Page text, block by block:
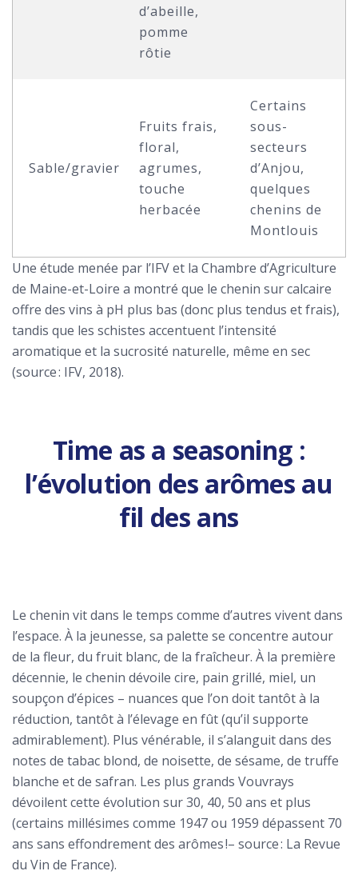
d’abeille,
pomme
rôtie
Sable/gravier
Fruits frais,
floral,
agrumes,
touche
herbacée
Certains
sous-
secteurs
d’Anjou,
quelques
chenins de
Montlouis
Une étude menée par l’IFV et la Chambre d’Agriculture
de Maine-et-Loire a montré que le chenin sur calcaire
offre des vins à pH plus bas (donc plus tendus et frais),
tandis que les schistes accentuent l’intensité
aromatique et la sucrosité naturelle, même en sec
(source : IFV, 2018).
Time as a seasoning :
l’évolution des arômes au
fil des ans
Le chenin vit dans le temps comme d’autres vivent dans
l’espace. À la jeunesse, sa palette se concentre autour
de la fleur, du fruit blanc, de la fraîcheur. À la première
décennie, le chenin dévoile cire, pain grillé, miel, un
soupçon d’épices – nuances que l’on doit tantôt à la
réduction, tantôt à l’élevage en fût (qu’il supporte
admirablement). Plus vénérable, il s’alanguit dans des
notes de tabac blond, de noisette, de sésame, de truffe
blanche et de safran. Les plus grands Vouvrays
dévoilent cette évolution sur 30, 40, 50 ans et plus
(certains millésimes comme 1947 ou 1959 dépassent 70
ans sans effondrement des arômes !– source : La Revue
du Vin de France).